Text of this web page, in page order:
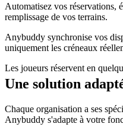
Automatisez vos réservations,
remplissage de vos terrains.
Anybuddy synchronise vos
uniquement les créneaux
Les joueurs réservent en
Une solution
Chaque organisation a ses
Anybuddy s'adapte à votre